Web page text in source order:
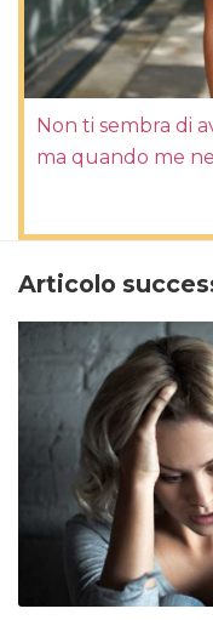
Non ti sembra di
ma quando me
Articolo